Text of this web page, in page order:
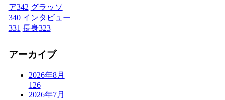
ア342 グラッソ
340 インタビュー
331 長身323
アーカイブ
2026年8月
126
2026年7月